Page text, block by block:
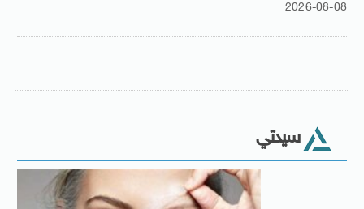
2026-08-08
سيدتي